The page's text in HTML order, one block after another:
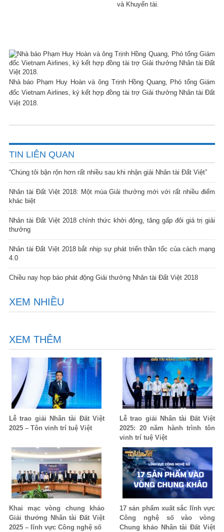
và Khuyến tài.
Nhà báo Phạm Huy Hoàn và ông Trịnh Hồng Quang, Phó tổng Giám
đốc Vietnam Airlines, ký kết hợp đồng tài trợ Giải thưởng Nhân tài Đất
Việt 2018.
TIN LIÊN QUAN
“Chúng tôi bận rộn hơn rất nhiều sau khi nhận giải Nhân tài Đất Việt”
Nhân tài Đất Việt 2018: Một mùa Giải thưởng mới với rất nhiều điểm
khác biệt
Nhân tài Đất Việt 2018 chính thức khởi động, tăng gấp đôi giá trị giải
thưởng
Nhân tài Đất Việt 2018 bắt nhịp sự phát triển thần tốc của cách mạng
4.0
Chiều nay họp báo phát động Giải thưởng Nhân tài Đất Việt 2018
XEM NHIỀU
XEM THÊM
Lễ trao giải Nhân tài Đất Việt
2025 – Tôn vinh trí tuệ Việt
Lễ trao giải Nhân tài Đất Việt
2025: 20 năm hành trình tôn
vinh trí tuệ Việt
Khai mạc vòng chung khảo
Giải thưởng Nhân tài Đất Việt
2025 – lĩnh vực Công nghệ số
17 sản phẩm xuất sắc lĩnh vực
Công nghệ số vào vòng
Chung khảo Nhân tài Đất Việt